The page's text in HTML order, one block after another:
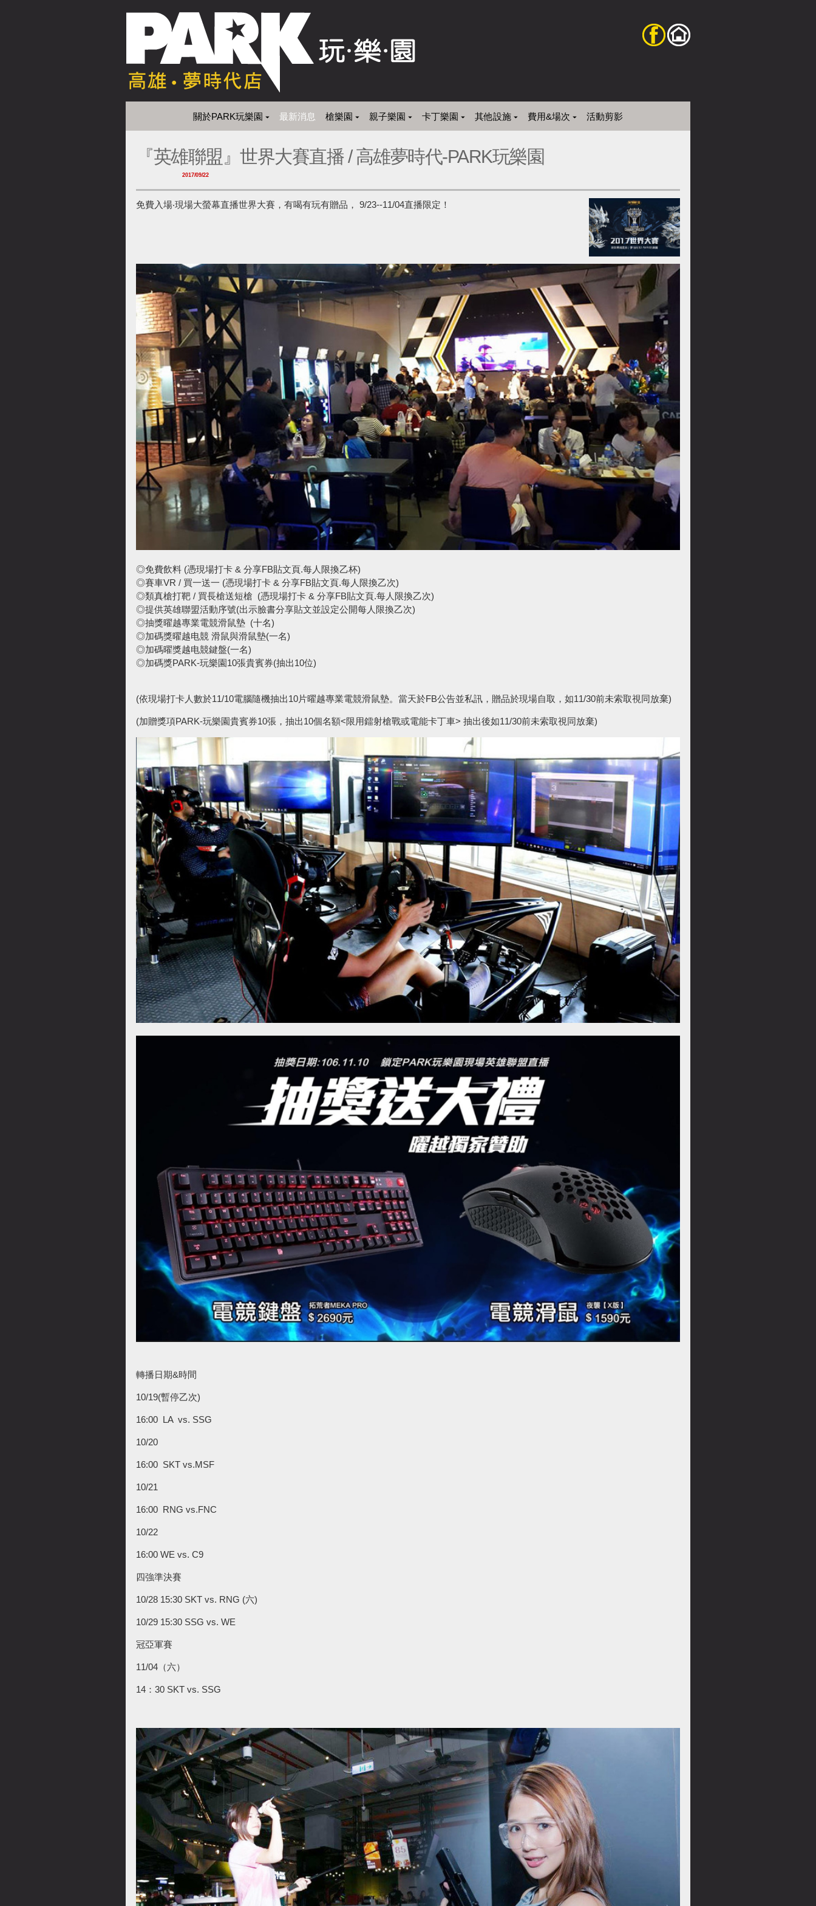
關於PARK玩樂園 最新消息 槍樂園 親子樂園 卡丁樂園 其他設施 費用&場次 活動剪影
『英雄聯盟』世界大賽直播 / 高雄夢時代-PARK玩樂園
2017/09/22
免費入場‧現場大螢幕直播世界大賽，有喝有玩有贈品， 9/23--11/04直播限定！
◎免費飲料 (憑現場打卡 & 分享FB貼文頁.每人限換乙杯)
◎賽車VR / 買一送一 (憑現場打卡 & 分享FB貼文頁.每人限換乙次)
◎類真槍打靶 / 買長槍送短槍 (憑現場打卡 & 分享FB貼文頁.每人限換乙次)
◎提供英雄聯盟活動序號(出示臉書分享貼文並設定公開每人限換乙次)
◎抽獎曜越專業電競滑鼠墊 (十名)
◎加碼獎曜越电競 滑鼠與滑鼠墊(一名)
◎加碼曜獎越电競鍵盤(一名)
◎加碼獎PARK-玩樂園10張貴賓券(抽出10位)
(依現場打卡人數於11/10電腦隨機抽出10片曜越專業電競滑鼠墊。當天於FB公告並私訊，贈品於現場自取，如11/30前未索取視同放棄)
(加贈獎項PARK-玩樂園貴賓券10張，抽出10個名額<限用鐳射槍戰或電能卡丁車> 抽出後如11/30前未索取視同放棄)
轉播日期&時間
10/19(暫停乙次)
16:00 LA vs. SSG
10/20
16:00 SKT vs.MSF
10/21
16:00 RNG vs.FNC
10/22
16:00 WE vs. C9
四強準決賽
10/28 15:30 SKT vs. RNG (六)
10/29 15:30 SSG vs. WE
冠亞軍賽
11/04（六）
14：30 SKT vs. SSG